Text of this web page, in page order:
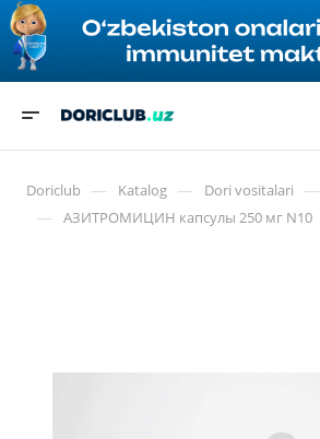
Doriclub — Katalog — Dori vositalari —
— АЗИТРОМИЦИН капсулы 250 мг N10